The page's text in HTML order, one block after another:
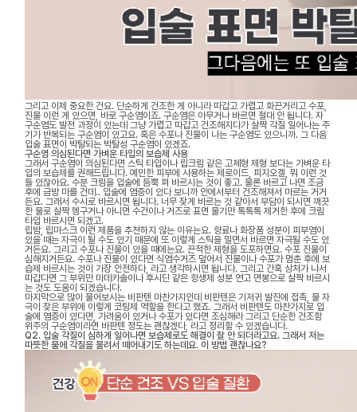
그리고 이제 중요한 건요. 단순하게 건조한 게 아니라 따갑고 가렵고 화끈거리고 수포,
진물 이런 게 있으면, 바로 구순염이죠. 구순염은 아무거나 바르면 절대 안 됩니다. 자
구순염도 발전 과정이 있는데 그냥 가렵고 따갑고 건조해지다가 살짝 각질 일어나는 주
기가 반복되는 구순염이 있고요. 혹은 수포나 진물이 나는 구순염도 있으니까. 그 다음
입술 표면이 박탈되는 박탈성 구순염이 있겠죠.
구순염 의심된다면 가벼운 타입의 보습제 사용
그래서 구순염이 의심된다면 스틱 타입이나 립크림 같은 고체형 제형 보다는 가벼운 타
입의 보습제를 권해드립니다. 예민한 피부에 사용하는 제로이드, 피지오겔, 뭐 이런 것
들 있잖아요. 수분 크림을 입술에 듬뿍 펴 바르시는 것이 좋고. 물론 바르고 나면 조금
후에 금방 마를 건데.. 입술에 염증이 있다 보니까 안에서부터 건조해져서 마르는 거거
든요. 그래서 수시로 바르시면 됩니다. 너무 잦게 바르는 것 같아서 부담이 되시면 깨끗
한 물로 살짝 헹구거나 아니면 수건이나 거즈로 표면 물기만 톡톡톡 제거한 후에 크림
타입 바르시면 되겠고.
립밤, 립마스크 이런 제품을 추천하지 않는 이유는요. 향료나 화장품 성분이 피부염이
있을 때는 자극이 될 수도 있기 때문에 또 이렇게 스틱을 밀면서 바르면 자극될 수도 있
거든요. 그리고 수포나 진물이 있을 때에는요. 끈적한 제형을 도포하면요. 수포 진물이
심해지거든요. 수포나 진물이 있다면 식염수거즈 덮어서 진물이나 수포가 멈춘 후에 보
습제 바르시는 것이 가장 안전하다, 라고 생각하시면 됩니다. 그리고 간혹 상처가 나서
따갑다면 그 부위만 마데카솔이나 후시딘 같은 항생제 성분 연고 면봉으로 살짝 바르시
는 것도 도움이 되겠습니다.
마지막으로 많이 물어보시는 비판텐 마찬가지인데 비판텐은 기저귀 발진에 접촉, 물 자
극이 잦은 부위에 이렇게 코팅제 역할을 한다고 했죠. 그래서 비판텐도 마찬가지로 입
술에 염증이 있다면, 가려움이 있거나 수포가 있다면 조심해라 그리고 단순한 건조함
위주의 구순염이라면 바판텐 정도는 괜찮겠다, 라고 정리할 수 있겠습니다.
Q2. 입술 각질이 심하게 일어나면 보습제로도 해결이 잘 안 되더라고요. 그래서 저는
따뜻한 물에 각질을 불려서 떼어내기도 하는데요. 이 방법 괜찮나요?